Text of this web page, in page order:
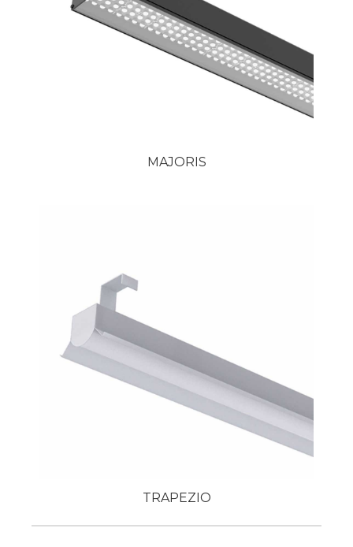
MAJORIS
TRAPEZIO